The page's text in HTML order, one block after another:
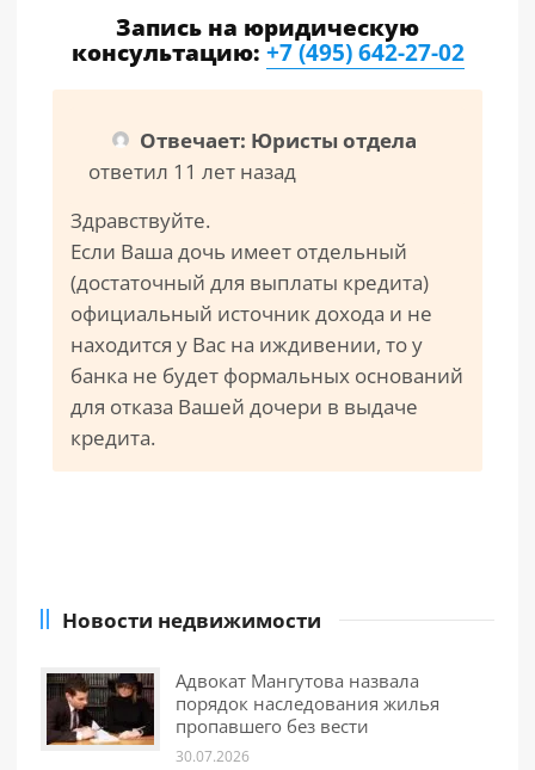
Запись на юридическую
консультацию:+7 (495) 642-27-02
Отвечает: Юристы отдела
ответил 11 лет назад
Здравствуйте.
Если Ваша дочь имеет отдельный
(достаточный для выплаты кредита)
официальный источник дохода и не
находится у Вас на иждивении, то у
банка не будет формальных оснований
для отказа Вашей дочери в выдаче
кредита.
Новости недвижимости
Адвокат Мангутова назвала
порядок наследования жилья
пропавшего без вести
30.07.2026